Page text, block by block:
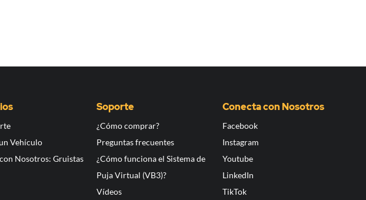
Vehículo
Nosotros: Gruistas
Soporte
¿Cómo comprar?
Preguntas frecuentes
¿Cómo funciona el Sistema de
Puja Virtual (VB3)?
Vídeos
Conecta con Nosotros
Facebook
Instagram
Youtube
LinkedIn
TikTok